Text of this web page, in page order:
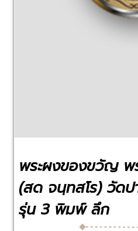
พระผงของขวัญ พ
(สด จนฺทสโร) วัด
รุ่น 3 พิมพ์ ลึก